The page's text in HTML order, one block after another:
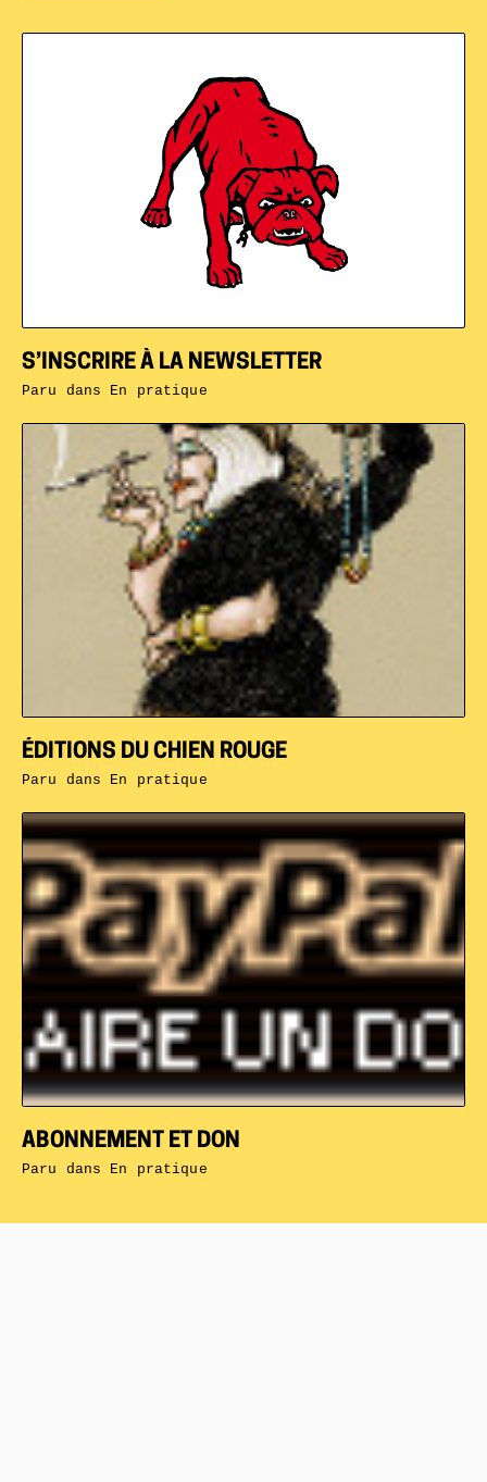
ABONNEMENT ET DON
Paru dans En pratique
ÉDITIONS DU CHIEN ROUGE
Paru dans En pratique
S’INSCRIRE À LA NEWSLETTER
Paru dans En pratique